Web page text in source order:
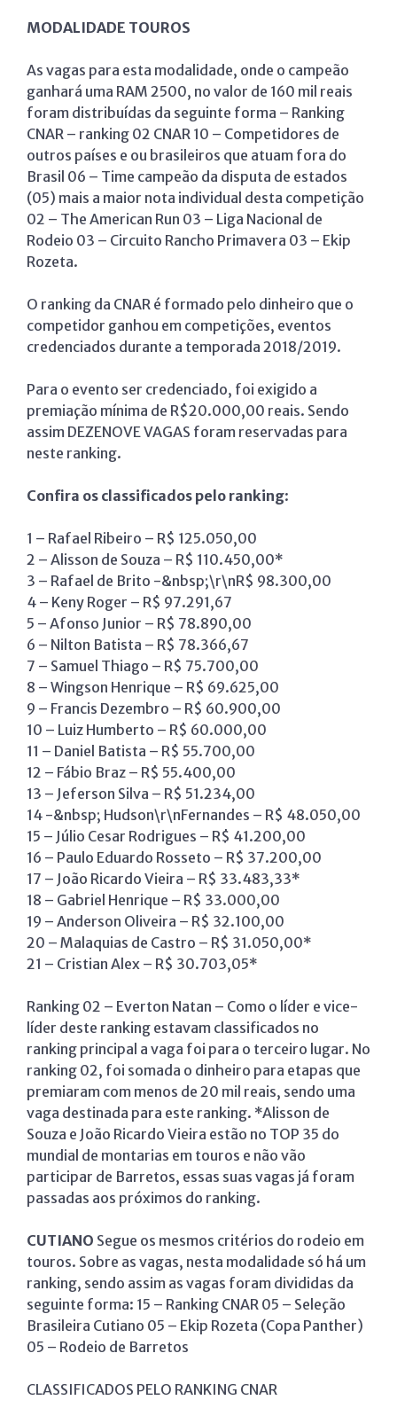
MODALIDADE TOUROS
As vagas para esta modalidade, onde o campeão
ganhará uma RAM 2500, no valor de 160 mil reais
foram distribuídas da seguinte forma – Ranking
CNAR – ranking 02 CNAR 10 – Competidores de
outros países e ou brasileiros que atuam fora do
Brasil 06 – Time campeão da disputa de estados
(05) mais a maior nota individual desta competição
02 – The American Run 03 – Liga Nacional de
Rodeio 03 – Circuito Rancho Primavera 03 – Ekip
Rozeta.
O ranking da CNAR é formado pelo dinheiro que o
competidor ganhou em competições, eventos
credenciados durante a temporada 2018/2019.
Para o evento ser credenciado, foi exigido a
premiação mínima de R$20.000,00 reais. Sendo
assim DEZENOVE VAGAS foram reservadas para
neste ranking.
Confira os classificados pelo ranking:
1 – Rafael Ribeiro – R$ 125.050,00
2 – Alisson de Souza – R$ 110.450,00*
3 – Rafael de Brito -&nbsp;\r\nR$ 98.300,00
4 – Keny Roger – R$ 97.291,67
5 – Afonso Junior – R$ 78.890,00
6 – Nilton Batista – R$ 78.366,67
7 – Samuel Thiago – R$ 75.700,00
8 – Wingson Henrique – R$ 69.625,00
9 – Francis Dezembro – R$ 60.900,00
10 – Luiz Humberto – R$ 60.000,00
11 – Daniel Batista – R$ 55.700,00
12 – Fábio Braz – R$ 55.400,00
13 – Jeferson Silva – R$ 51.234,00
14 -&nbsp; Hudson\r\nFernandes – R$ 48.050,00
15 – Júlio Cesar Rodrigues – R$ 41.200,00
16 – Paulo Eduardo Rosseto – R$ 37.200,00
17 – João Ricardo Vieira – R$ 33.483,33*
18 – Gabriel Henrique – R$ 33.000,00
19 – Anderson Oliveira – R$ 32.100,00
20 – Malaquias de Castro – R$ 31.050,00*
21 – Cristian Alex – R$ 30.703,05*
Ranking 02 – Everton Natan – Como o líder e vice-
líder deste ranking estavam classificados no
ranking principal a vaga foi para o terceiro lugar. No
ranking 02, foi somada o dinheiro para etapas que
premiaram com menos de 20 mil reais, sendo uma
vaga destinada para este ranking. *Alisson de
Souza e João Ricardo Vieira estão no TOP 35 do
mundial de montarias em touros e não vão
participar de Barretos, essas suas vagas já foram
passadas aos próximos do ranking.
CUTIANO Segue os mesmos critérios do rodeio em
touros. Sobre as vagas, nesta modalidade só há um
ranking, sendo assim as vagas foram divididas da
seguinte forma: 15 – Ranking CNAR 05 – Seleção
Brasileira Cutiano 05 – Ekip Rozeta (Copa Panther)
05 – Rodeio de Barretos
CLASSIFICADOS PELO RANKING CNAR